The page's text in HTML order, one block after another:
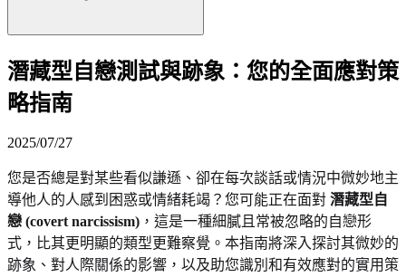
潛藏型自戀測試與跡象：您的全面應對策
略指南
2025/07/27
您是否總是對某些看似謙遜、卻在每次談話或情況中微妙地主
導他人的人感到困惑或情緒耗竭？您可能正在面對 潛藏型自
戀 (covert narcissism) ，這是一種細膩且常被忽略的自戀形
式，比其更明顯的類型更難察覺。本指南將深入探討其微妙的
跡象、對人際關係的影響，以及助您識別和有效應對的實用策